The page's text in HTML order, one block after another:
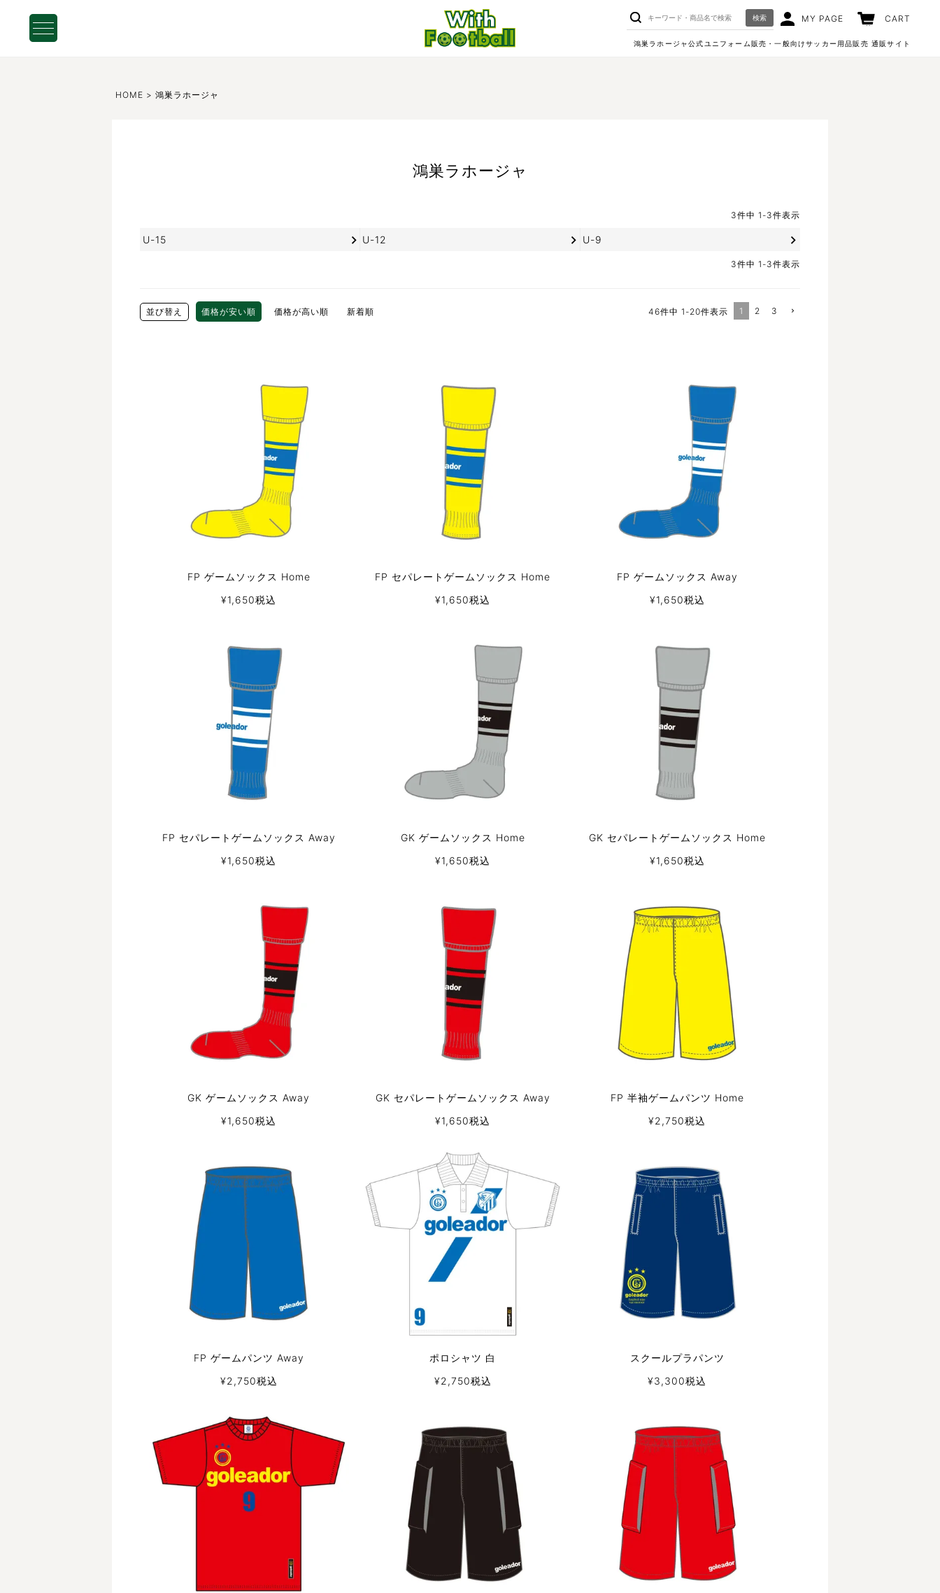
検索 MY PAGE CART
鴻巣ラホージャ公式ユニフォーム販売・一般向けサッカー用品販売 通販サイト
HOME 鴻巣ラホージャ
鴻巣ラホージャ
3件中 1 -3件表示
U-15 U-12 U-9
3件中 1 -3件表示
並び替え 価格が安い順 価格が高い順 新着順 46件中 1 -20件表示 1 2 3
FP ゲームソックス Home
¥1,650税込
FP セパレートゲームソックス Home
¥1,650税込
FP ゲームソックス Away
¥1,650税込
FP セパレートゲームソックス Away
¥1,650税込
GK ゲームソックス Home
¥1,650税込
GK セパレートゲームソックス Home
¥1,650税込
GK ゲームソックス Away
¥1,650税込
GK セパレートゲームソックス Away
¥1,650税込
FP 半袖ゲームパンツ Home
¥2,750税込
FP ゲームパンツ Away
¥2,750税込
ポロシャツ 白
¥2,750税込
スクールプラパンツ
¥3,300税込